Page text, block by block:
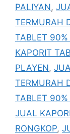
PALIYAN,
TERMURAH
TABLET 90%
KAPORIT
PLAYEN,
TERMURAH
TABLET 90%
JUAL
RONGKOP,